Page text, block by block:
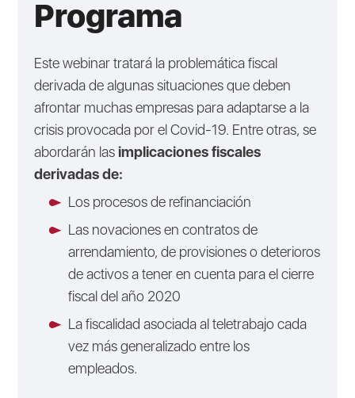
Programa
Este webinar tratará la problemática fiscal
derivada de algunas situaciones que deben
afrontar muchas empresas para adaptarse a la
crisis provocada por el Covid-19. Entre otras, se
abordarán las implicaciones fiscales
derivadas de:
Los procesos de refinanciación
Las novaciones en contratos de
arrendamiento, de provisiones o deterioros
de activos a tener en cuenta para el cierre
fiscal del año 2020
La fiscalidad asociada al teletrabajo cada
vez más generalizado entre los
empleados.